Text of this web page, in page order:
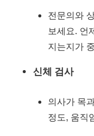
전문의와
보세요. 언
지는지가
신체 검사
의사가 목
정도, 움직